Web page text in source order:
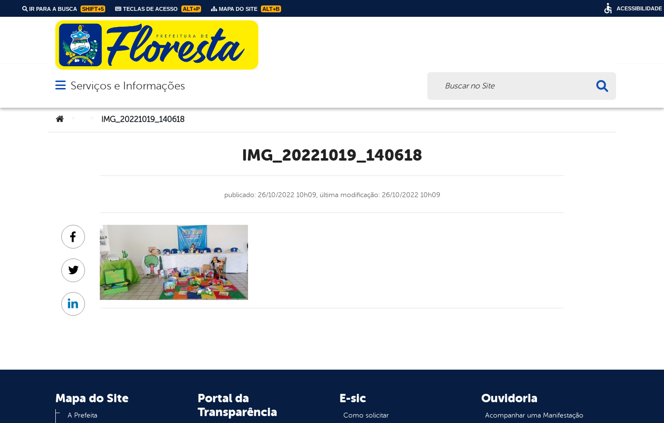
IR PARA A BUSCA SHIFT+5 TECLAS DE ACESSO ALT+P MAPA DO SITE ALT+B
Abrir menu principal de navegação
Serviços e Informações
Você está aqui:IMG_20221019_140618
IMG_20221019_140618
publicado: 26/10/2022 10h09, última modificação: 26/10/2022 10h09
Facebook
Twitter
Linkedin
Mapa do Site
A Prefeita
Portal da
Transparência
E-sic
Como solicitar
Ouvidoria
Acompanhar uma Manifestação
ACESSIBILIDADE